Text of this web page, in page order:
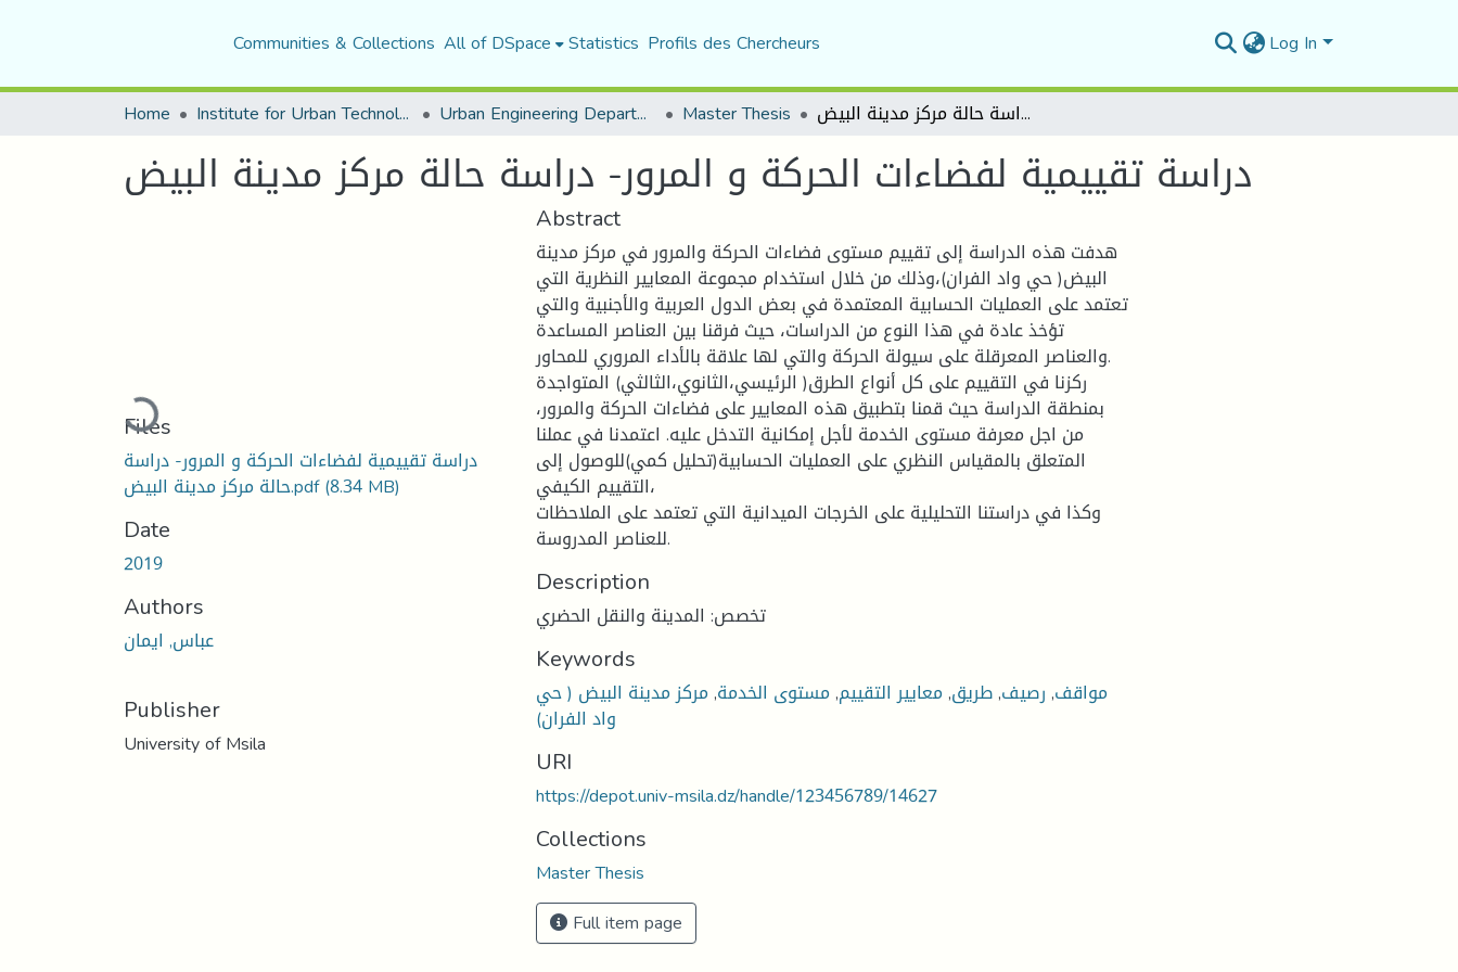
Communities & Collections All of DSpace Statistics Profils des Chercheurs Log In
Home Institute for Urban Technology Management Urban Engineering Department Master Thesis دراسة تقييمية لفضاءات الحركة و المرور- دراسة حالة مركز مدينة البيض
دراسة تقييمية لفضاءات الحركة و المرور- دراسة حالة مركز مدينة البيض
Loading...
Files
دراسة تقييمية لفضاءات الحركة و المرور- دراسة
حالة مركز مدينة البيض.pdf(8.34 MB)
Date
2019
Authors
عباس, ايمان
Publisher
University of Msila
Abstract
هدفت هذه الدراسة إلى تقييم مستوى فضاءات الحركة والمرور في مركز مدينة
البيض( حي واد الفران)،وذلك من خلال استخدام مجموعة المعايير النظرية التي
تعتمد على العمليات الحسابية المعتمدة في بعض الدول العربية والأجنبية والتي
تؤخذ عادة في هذا النوع من الدراسات، حيث فرقنا بين العناصر المساعدة
والعناصر المعرقلة على سيولة الحركة والتي لها علاقة بالأداء المروري للمحاور.
ركزنا في التقييم على كل أنواع الطرق( الرئيسي،الثانوي،الثالثي) المتواجدة
بمنطقة الدراسة حيث قمنا بتطبيق هذه المعايير على فضاءات الحركة والمرور،
من اجل معرفة مستوى الخدمة لأجل إمكانية التدخل عليه. اعتمدنا في عملنا
المتعلق بالمقياس النظري على العمليات الحسابية(تحليل كمي)للوصول إلى
التقييم الكيفي،
وكذا في دراستنا التحليلية على الخرجات الميدانية التي تعتمد على الملاحظات
للعناصر المدروسة.
Description
تخصص: المدينة والنقل الحضري
Keywords
مواقف,رصيف,طريق,معايير التقييم,مستوى الخدمة,مركز مدينة البيض ( حي
واد الفران)
URI
https://depot.univ-msila.dz/handle/123456789/14627
Collections
Master Thesis
Full item page